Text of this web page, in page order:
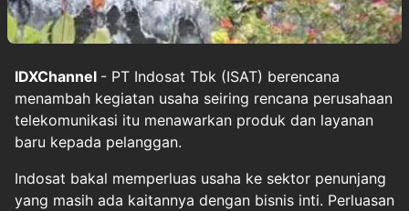
IDXChannel - PT Indosat Tbk (ISAT) berencana
menambah kegiatan usaha seiring rencana perusahaan
telekomunikasi itu menawarkan produk dan layanan
baru kepada pelanggan.
Indosat bakal memperluas usaha ke sektor penunjang
yang masih ada kaitannya dengan bisnis inti. Perluasan